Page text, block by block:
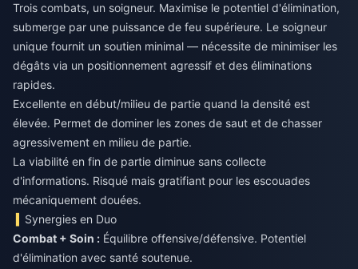
Trois combats, un soigneur. Maximise le potentiel d'élimination,
submerge par une puissance de feu supérieure. Le soigneur
unique fournit un soutien minimal — nécessite de minimiser les
dégâts via un positionnement agressif et des éliminations
rapides.
Excellente en début/milieu de partie quand la densité est
élevée. Permet de dominer les zones de saut et de chasser
agressivement en milieu de partie.
La viabilité en fin de partie diminue sans collecte
d'informations. Risqué mais gratifiant pour les escouades
mécaniquement douées.
Synergies en Duo
Combat + Soin : Équilibre offensive/défensive. Potentiel